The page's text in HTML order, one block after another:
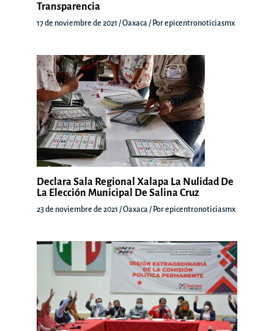
Transparencia
17 de noviembre de 2021 /Oaxaca / Porepicentronoticiasmx
Declara Sala Regional Xalapa La Nulidad De
La Elección Municipal De Salina Cruz
23 de noviembre de 2021 /Oaxaca / Porepicentronoticiasmx